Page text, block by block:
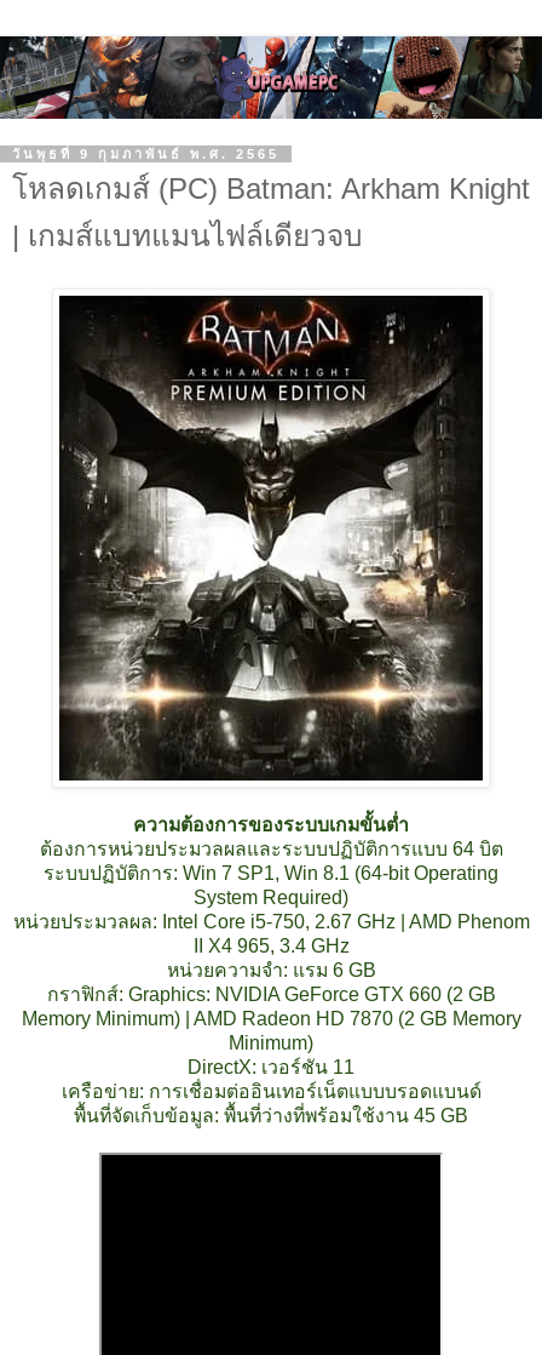
วันพุธที่ 9 กุมภาพันธ์ พ.ศ. 2565
โหลดเกมส์ (PC) Batman: Arkham Knight
| เกมส์แบทแมนไฟล์เดียวจบ
ความต้องการของระบบเกมขั้นต่ำ
ต้องการหน่วยประมวลผลและระบบปฏิบัติการแบบ 64 บิต
ระบบปฏิบัติการ: Win 7 SP1, Win 8.1 (64-bit Operating
System Required)
หน่วยประมวลผล: Intel Core i5-750, 2.67 GHz | AMD Phenom
II X4 965, 3.4 GHz
หน่วยความจำ: แรม 6 GB
กราฟิกส์: Graphics: NVIDIA GeForce GTX 660 (2 GB
Memory Minimum) | AMD Radeon HD 7870 (2 GB Memory
Minimum)
DirectX: เวอร์ชัน 11
เครือข่าย: การเชื่อมต่ออินเทอร์เน็ตแบบบรอดแบนด์
พื้นที่จัดเก็บข้อมูล: พื้นที่ว่างที่พร้อมใช้งาน 45 GB